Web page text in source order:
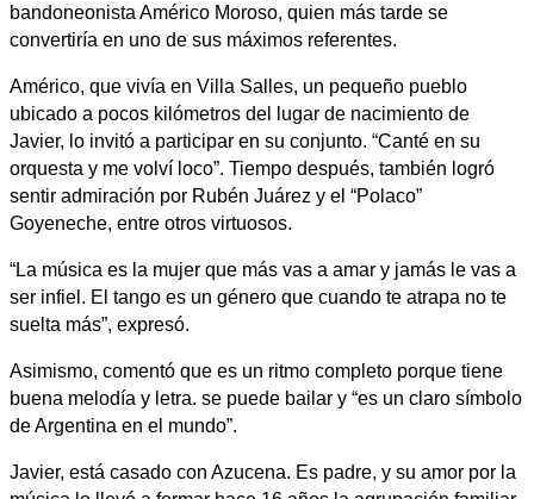
bandoneonista Américo Moroso, quien más tarde se
convertiría en uno de sus máximos referentes.
Américo, que vivía en Villa Salles, un pequeño pueblo
ubicado a pocos kilómetros del lugar de nacimiento de
Javier, lo invitó a participar en su conjunto. “Canté en su
orquesta y me volví loco”. Tiempo después, también logró
sentir admiración por Rubén Juárez y el “Polaco”
Goyeneche, entre otros virtuosos.
“La música es la mujer que más vas a amar y jamás le vas a
ser infiel. El tango es un género que cuando te atrapa no te
suelta más”, expresó.
Asimismo, comentó que es un ritmo completo porque tiene
buena melodía y letra. se puede bailar y “es un claro símbolo
de Argentina en el mundo”.
Javier, está casado con Azucena. Es padre, y su amor por la